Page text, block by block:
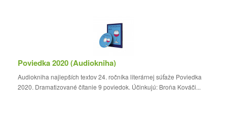
Poviedka 2020 (Audiokniha)
Audiokniha najlepších textov 24. ročníka literárnej súťaže Poviedka
2020. Dramatizované čítanie 9 poviedok. Účinkujú: Broňa Kováči...